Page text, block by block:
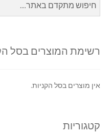
רשימת המוצרים בסל
אין מוצרים בסל הקניות.
קטגוריות